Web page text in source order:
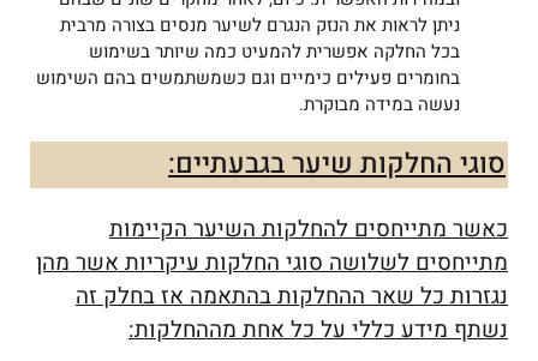
ניתן לראות את הנזק הנגרם לשיער מנסים בצורה מרבית
בכל החלקה אפשרית להמעיט כמה שיותר בשימוש
בחומרים פעילים כימיים וגם כשמשתמשים בהם השימוש
נעשה במידה מבוקרת.
סוגי החלקות שיער בגבעתיים:
כאשר מתייחסים להחלקות השיער הקיימות
מתייחסים לשלושה סוגי החלקות עיקריות אשר מהן
נגזרות כל שאר ההחלקות בהתאמה אז בחלק זה
נשתף מידע כללי על כל אחת מההחלקות: